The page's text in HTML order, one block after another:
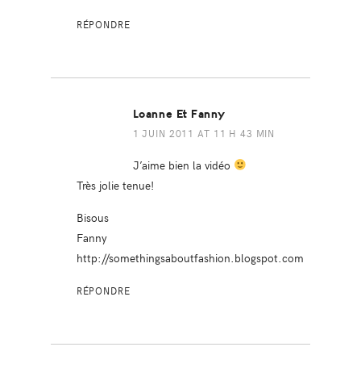
RÉPONDRE
Loanne Et Fanny
1 JUIN 2011 AT 11 H 43 MIN
J’aime bien la vidéo
Très jolie tenue!
Bisous
Fanny
http://somethingsaboutfashion.blogspot.com
RÉPONDRE